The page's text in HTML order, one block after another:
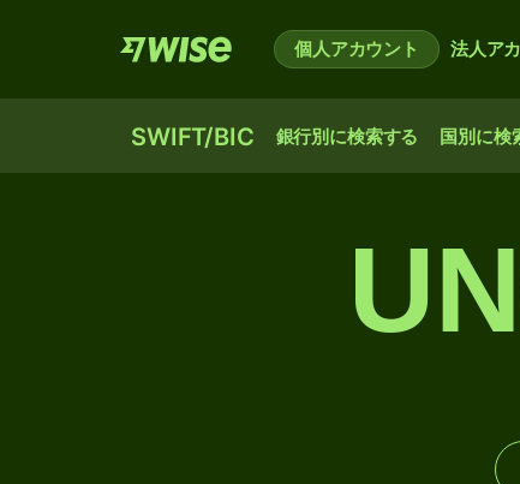
個人アカウント 法人ア
SWIFT/BIC 銀行別に検索する 国別に検